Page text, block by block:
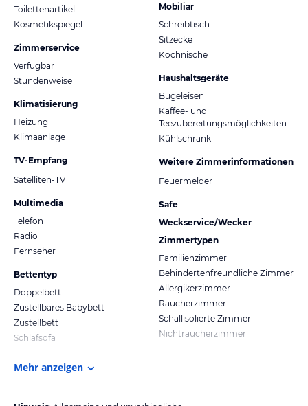
Toilettenartikel
Kosmetikspiegel
Zimmerservice
Verfügbar
Stundenweise
Klimatisierung
Heizung
Klimaanlage
TV-Empfang
Satelliten-TV
Multimedia
Telefon
Radio
Fernseher
Bettentyp
Doppelbett
Zustellbares Babybett
Zustellbett
Schlafsofa
Mobiliar
Schreibtisch
Sitzecke
Kochnische
Haushaltsgeräte
Bügeleisen
Kaffee- und
Teezubereitungsmöglichkeiten
Kühlschrank
Weitere Zimmerinformationen
Feuermelder
Safe
Weckservice/Wecker
Zimmertypen
Familienzimmer
Behindertenfreundliche Zimmer
Allergikerzimmer
Raucherzimmer
Schallisolierte Zimmer
Nichtraucherzimmer
Mehr anzeigen